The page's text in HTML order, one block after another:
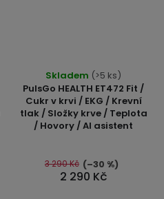
PulsGo HEALTH ET472 Fit /
Cukr v krvi / EKG / Krevní
tlak / Složky krve / Teplota
/ Hovory / AI asistent
hodnocení
produktu
je
5,0
5
hvězdiček.
Skladem (>5 ks)
2 290 Kč
3 290 Kč (–30 %)